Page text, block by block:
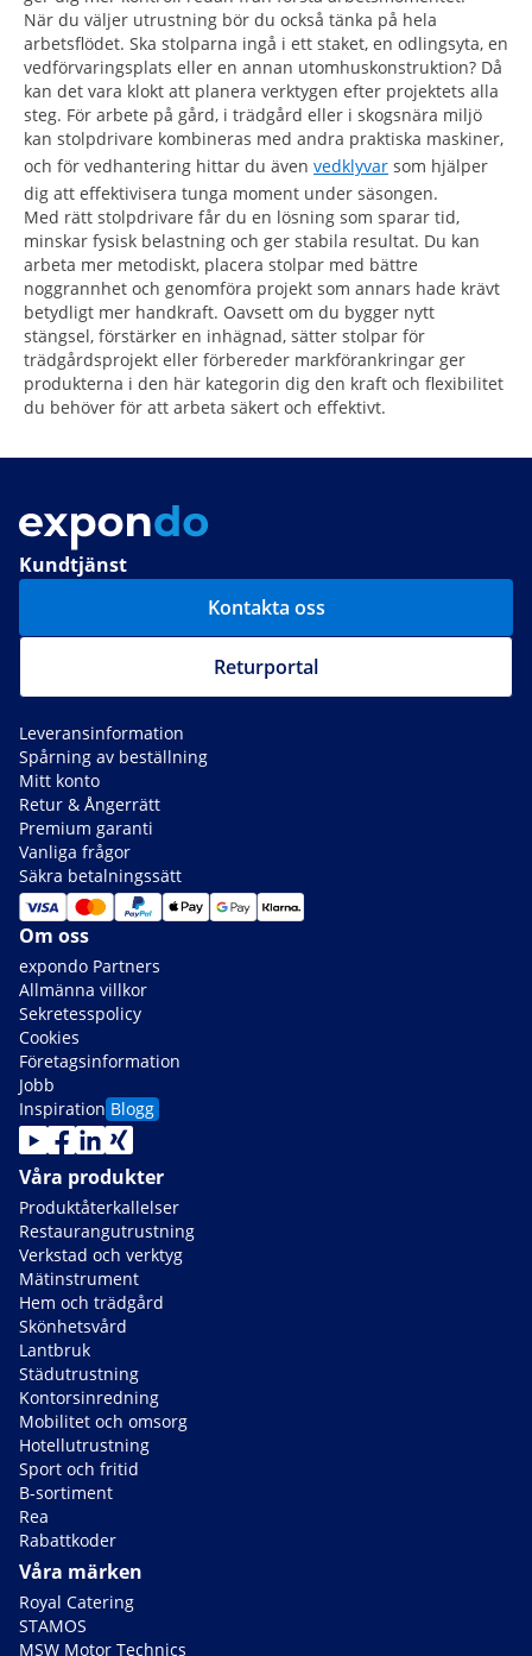
När du väljer utrustning bör du också tänka på hela
arbetsflödet. Ska stolparna ingå i ett staket, en odlingsyta, en
vedförvaringsplats eller en annan utomhuskonstruktion? Då
kan det vara klokt att planera verktygen efter projektets alla
steg. För arbete på gård, i trädgård eller i skogsnära miljö
kan stolpdrivare kombineras med andra praktiska maskiner,
och för vedhantering hittar du även vedklyvar som hjälper
dig att effektivisera tunga moment under säsongen.
Med rätt stolpdrivare får du en lösning som sparar tid,
minskar fysisk belastning och ger stabila resultat. Du kan
arbeta mer metodiskt, placera stolpar med bättre
noggrannhet och genomföra projekt som annars hade krävt
betydligt mer handkraft. Oavsett om du bygger nytt
stängsel, förstärker en inhägnad, sätter stolpar för
trädgårdsprojekt eller förbereder markförankringar ger
produkterna i den här kategorin dig den kraft och flexibilitet
du behöver för att arbeta säkert och effektivt.
Kundtjänst
Kontakta oss
Returportal
Leveransinformation
Spårning av beställning
Mitt konto
Retur & Ångerrätt
Premium garanti
Vanliga frågor
Säkra betalningssätt
Om oss
expondo Partners
Allmänna villkor
Sekretesspolicy
Cookies
Företagsinformation
Jobb
Inspiration Blogg
Våra produkter
Produktåterkallelser
Restaurangutrustning
Verkstad och verktyg
Mätinstrument
Hem och trädgård
Skönhetsvård
Lantbruk
Städutrustning
Kontorsinredning
Mobilitet och omsorg
Hotellutrustning
Sport och fritid
B-sortiment
Rea
Rabattkoder
Våra märken
Royal Catering
STAMOS
MSW Motor Technics